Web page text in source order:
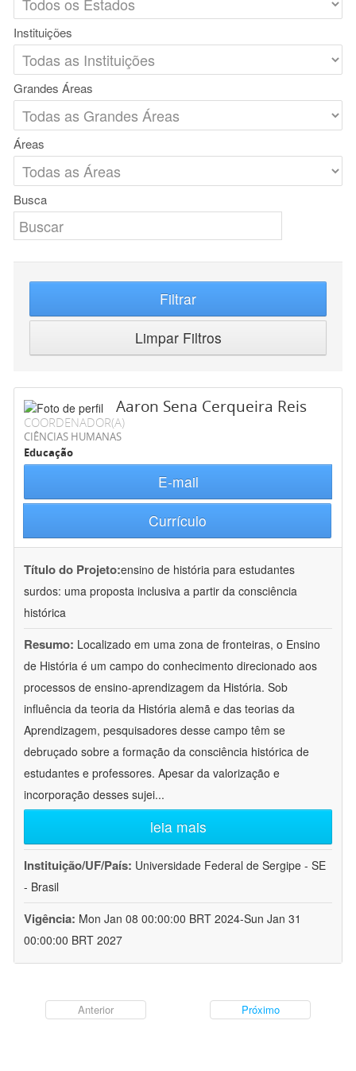
Instituições
Grandes Áreas
Áreas
Busca
Filtrar
Limpar Filtros
Aaron Sena Cerqueira Reis
COORDENADOR(A)
CIÊNCIAS HUMANAS
Educação
E-mail
Currículo
Título do Projeto:ensino de história para estudantes
surdos: uma proposta inclusiva a partir da consciência
histórica
Resumo: Localizado em uma zona de fronteiras, o Ensino
de História é um campo do conhecimento direcionado aos
processos de ensino-aprendizagem da História. Sob
influência da teoria da História alemã e das teorias da
Aprendizagem, pesquisadores desse campo têm se
debruçado sobre a formação da consciência histórica de
estudantes e professores. Apesar da valorização e
incorporação desses sujei...
leia mais
Instituição/UF/País: Universidade Federal de Sergipe - SE
- Brasil
Vigência: Mon Jan 08 00:00:00 BRT 2024-Sun Jan 31
00:00:00 BRT 2027
Anterior Próximo